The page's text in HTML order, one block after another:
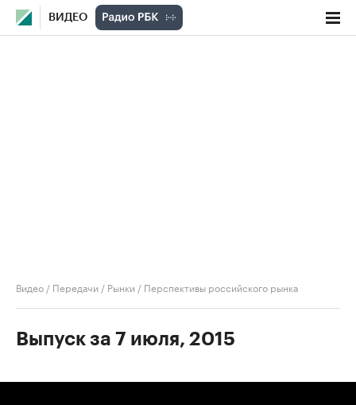
ВИДЕО
Видео / Передачи / Рынки / Перспективы российского рынка
Выпуск за 7 июля, 2015